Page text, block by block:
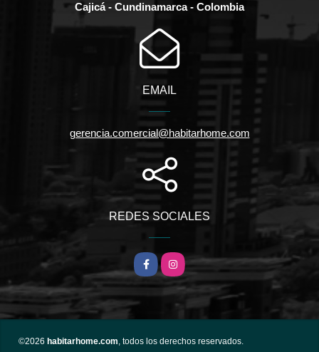
Cajicá - Cundinamarca - Colombia
EMAIL
gerencia.comercial@habitarhome.com
REDES SOCIALES
FacebookInstagram
©2026 habitarhome.com, todos los derechos reservados.